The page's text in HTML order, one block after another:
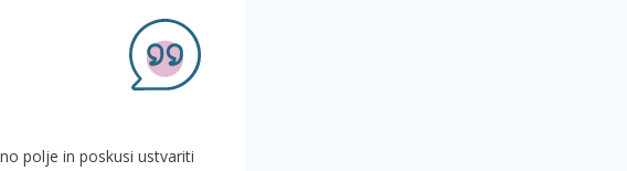
polje in poskusi ustvariti